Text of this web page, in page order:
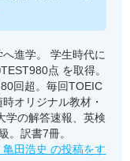
進学。 学生時代に
点 を取得。
回超。毎回TOEIC
オリジナル教材・
学の解答速報、英検
。訳書7冊。
田浩史 の投稿をす